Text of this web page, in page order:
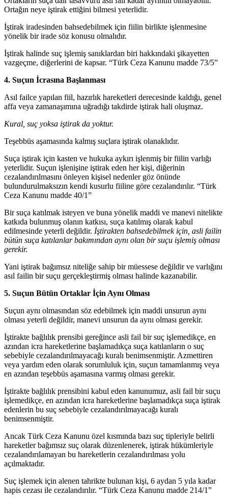
Ortağın neye iştirak ettiğini bilmesi yeterlidir.
İştirak iradesinden bahsedebilmek için fiilin birlikte işlenmesine
yönelik bir irade söz konusu olmalıdır.
İştirak halinde suç işlemiş sanıklardan biri hakkındaki şikayetten
vazgeçme, diğerlerini de kapsar. “Türk Ceza Kanunu madde 73/5”
4. Suçun İcrasına Başlanması
Asıl failce yapılan fiil, hazırlık hareketleri derecesinde kaldığı, genel
affa veya zamanaşımına uğradığı takdirde iştirak hali oluşmaz.
Kural, suç yoksa iştirak da yoktur.
Teşebbüs aşamasında kalmış suçlara iştirak olanaklıdır.
Suça iştirak için kasten ve hukuka aykırı işlenmiş bir fiilin varlığı
yeterlidir. Suçun işlenişine iştirak eden her kişi, diğerinin
cezalandırılmasını önleyen kişisel nedenler göz önünde
bulundurulmaksızın kendi kusurlu fiiline göre cezalandırılır. “Türk
Ceza Kanunu madde 40/1”
Bir suça katılmak isteyen ve buna yönelik maddi ve manevi nitelikte
katkıda bulunmuş olanın katkısı, suça katılmış olarak kabul
edilmesinde yeterli değildir. İştirakten bahsedebilmek için, asli failin
bütün suça katılanlar bakımından aynı olan bir suçu işlemiş olması
gerekir.
Yani iştirak bağımsız niteliğe sahip bir müessese değildir ve varlığını
asıl failin bir suçu gerçekleştirmiş olması halinde kazanabilir.
5. Suçun Bütün Ortaklar İçin Aynı Olması
Suçun aynı olmasından söz edebilmek için maddi unsurun aynı
olması yeterli değildir, manevi unsurun da aynı olması gerekir.
İştirakte bağlılık prensibi gereğince asli fail bir suç işlemedikçe, en
azından icra hareketlerine başlamadıkça suça katılanların o suç
sebebiyle cezalandırılmayacağı kuralı benimsenmiştir. Azmettiren
veya yardım eden olarak sorumluluk için, suçun tamamlanmış veya
en azından teşebbüs aşamasına varmış olması gerekir.
İştirakte bağlılık prensibini kabul eden kanunumuz, asli fail bir suçu
işlemedikçe, en azından icra hareketlerine başlamadıkça suça iştirak
edenlerin bu suç sebebiyle cezalandırılmayacağı kuralı
benimsenmiştir.
Ancak Türk Ceza Kanunu özel kısmında bazı suç tipleriyle belirli
hareketler bağımsız suç olarak düzenlenerek, iştirak hükümleriyle
cezalandırılamayan bu hareketlerin cezalandırılması yolu
açılmaktadır.
Suç işlemek için alenen tahrikte bulunan kişi, 6 aydan 5 yıla kadar
hapis cezası ile cezalandırılır. “Türk Ceza Kanunu madde 214/1”